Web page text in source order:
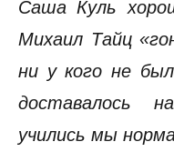
Саша Куль
Михаил Тайц
ни у кого не
доставалось
учились мы